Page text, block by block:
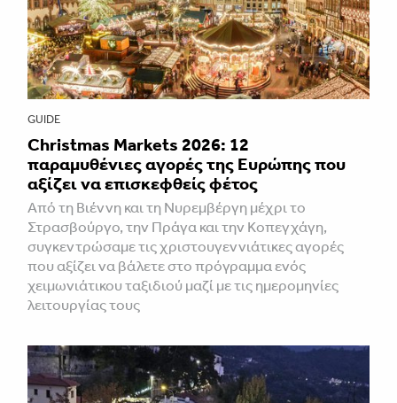
GUIDE
Christmas Markets 2026: 12
παραμυθένιες αγορές της Ευρώπης που
αξίζει να επισκεφθείς φέτος
Από τη Βιέννη και τη Νυρεμβέργη μέχρι το
Στρασβούργο, την Πράγα και την Κοπεγχάγη,
συγκεντρώσαμε τις χριστουγεννιάτικες αγορές
που αξίζει να βάλετε στο πρόγραμμα ενός
χειμωνιάτικου ταξιδιού μαζί με τις ημερομηνίες
λειτουργίας τους